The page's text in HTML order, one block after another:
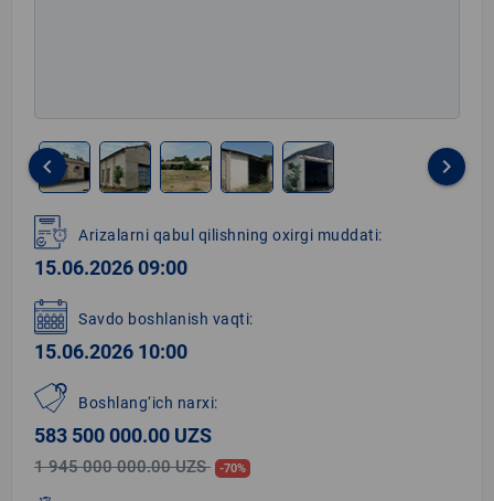
1
of
5
keyboard_arrow_left keyboard_arrow_right
Arizalarni qabul qilishning oxirgi muddati:
15.06.2026 09:00
Savdo boshlanish vaqti:
15.06.2026 10:00
Boshlang‘ich narxi:
583 500 000.00 UZS
1 945 000 000.00 UZS -70%